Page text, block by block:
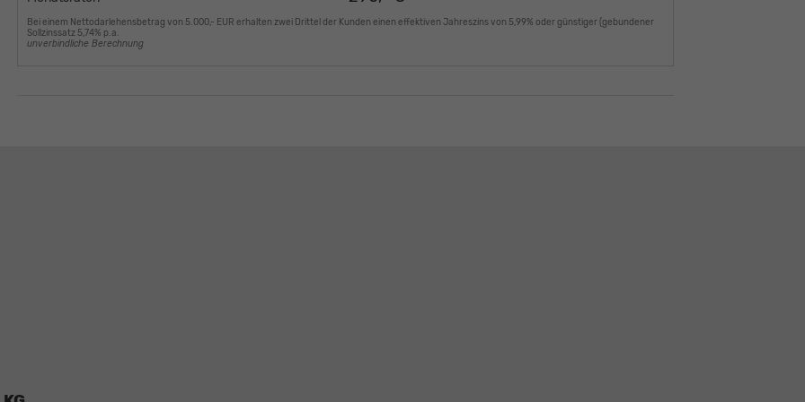
Bei einem Nettodarlehensbetrag von 5.000,- EUR erhalten zwei Drittel der Kunden einen effektiven Jahreszins von 5,99% oder günstiger (gebundener
Sollzinssatz 5,74% p.a.
unverbindliche Berechnung